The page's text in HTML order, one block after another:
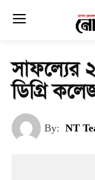
সাফল্যের
ডিগ্রি
By: NT